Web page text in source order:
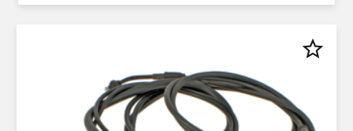
star_border